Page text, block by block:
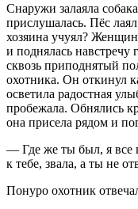
Снаружи залаяла
прислушалась. Пёс
хозяина учуял?
и поднялась
сквозь приподнятый
охотника. Он
осветила радостная
пробежала. Обнялись
она присела рядом и
— Где же ты был, я все
к тебе, звала, а ты не
Понуро охотник